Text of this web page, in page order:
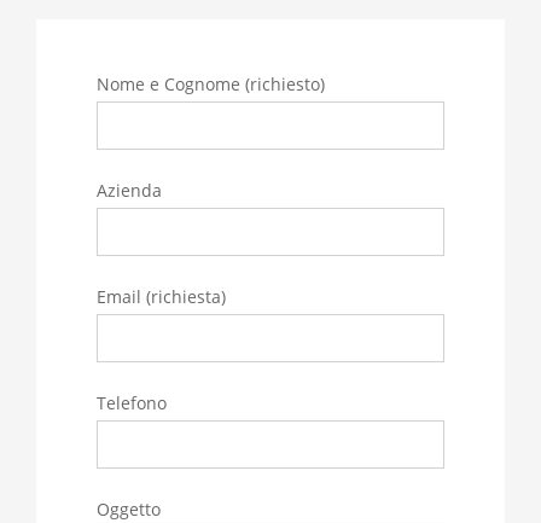
Nome e Cognome (richiesto)
Azienda
Email (richiesta)
Telefono
Oggetto